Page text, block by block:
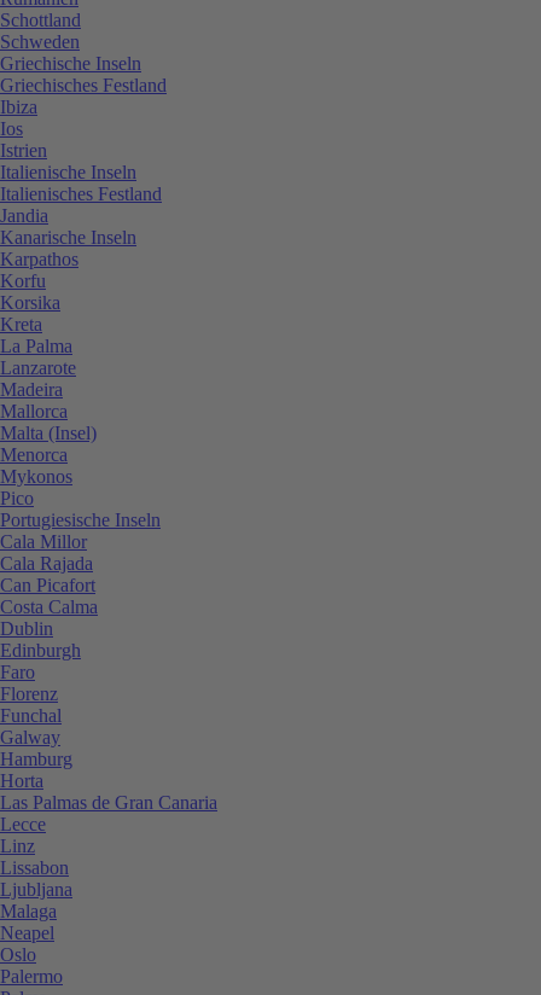
Schottland
Schweden
Griechische Inseln
Griechisches Festland
Ibiza
Ios
Istrien
Italienische Inseln
Italienisches Festland
Jandia
Kanarische Inseln
Karpathos
Korfu
Korsika
Kreta
La Palma
Lanzarote
Madeira
Mallorca
Malta (Insel)
Menorca
Mykonos
Pico
Portugiesische Inseln
Cala Millor
Cala Rajada
Can Picafort
Costa Calma
Dublin
Edinburgh
Faro
Florenz
Funchal
Galway
Hamburg
Horta
Las Palmas de Gran Canaria
Lecce
Linz
Lissabon
Ljubljana
Malaga
Neapel
Oslo
Palermo